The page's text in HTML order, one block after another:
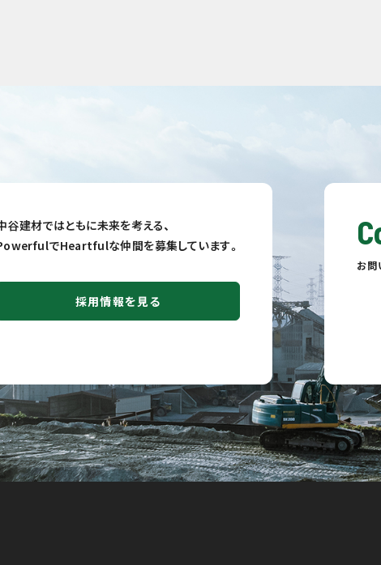
谷建材ではともに未来を考える、
でHeartfulな仲間を募集しています。
採用情報を見る
お問